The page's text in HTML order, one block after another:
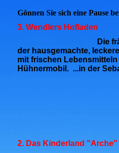
Gönnen Sie sich eine Pause
3. Wendlers Hofladen
Die
der hausgemachte,
mit frischen
Hühnermobil. ...in der
2. Das Kinderland "Arche"